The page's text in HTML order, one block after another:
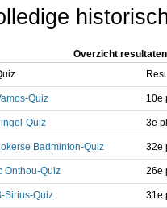
Overzicht resultaten
Quiz 10e
Quiz 3e
Badminton-Quiz 32e
Onthou-Quiz 26e
Sirius-Quiz 31e